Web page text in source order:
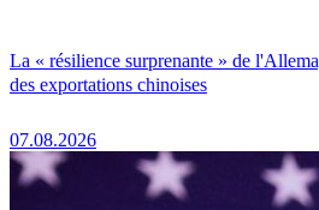
La « résilience surprenante » de
des exportations chinoises
07.08.2026